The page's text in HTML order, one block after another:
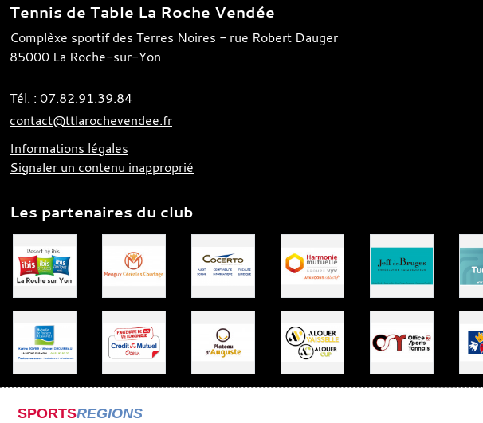
Tennis de Table La Roche Vendée
Complèxe sportif des Terres Noires - rue Robert Dauger
85000 La Roche-sur-Yon
Tél. : 07.82.91.39.84
contact@ttlarochevendee.fr
Informations légales
Signaler un contenu inapproprié
Les partenaires du club
SPORTSREGIONS